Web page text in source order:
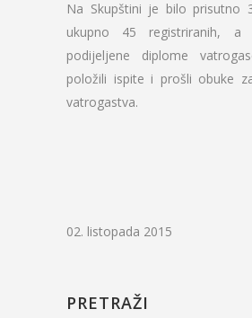
Na Skupštini je bilo prisutno
ukupno 45 registriranih,
podijeljene diplome
položili ispite i prošli obuke
vatrogastva.
02. listopada 2015
PRETRAŽI